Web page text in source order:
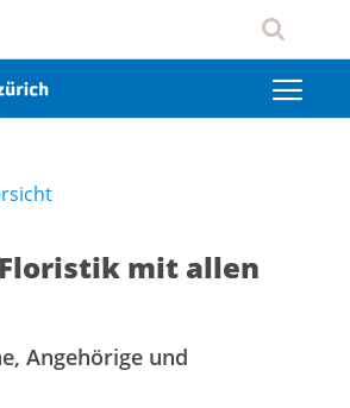
mit allen
Angehörige und